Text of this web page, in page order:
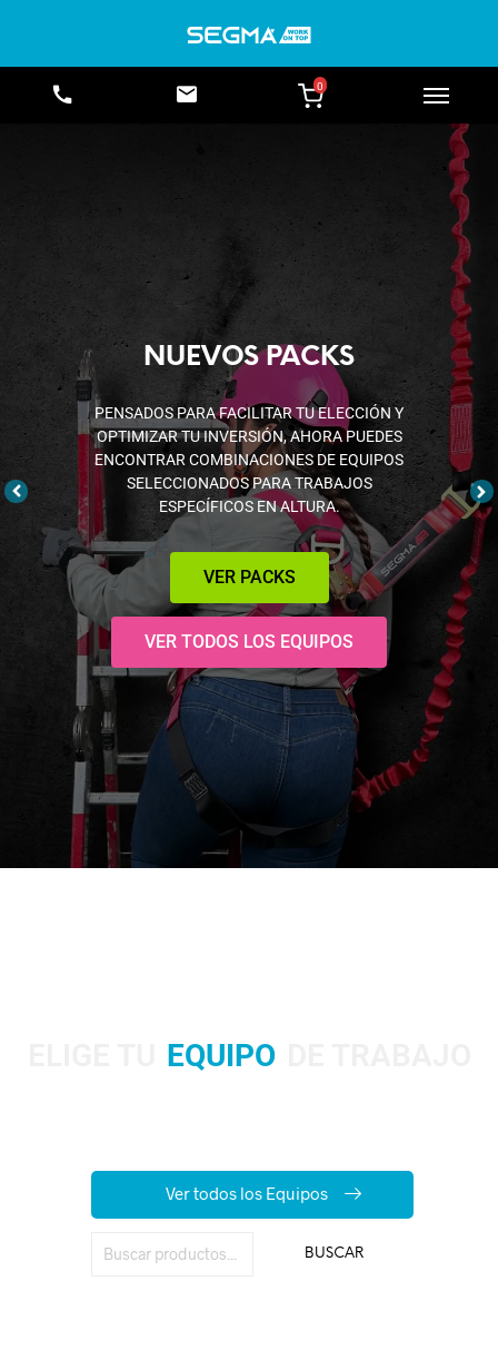
EQUIPOS DE RESCATE
DISPOSITIVOS Y SISTEMAS DISEÑADOS
PARA ESTABILIZAR, ASEGURAR Y EVACUAR
A UN USUARIO EN SITUACIONES DE
EMERGENCIA.
VER EQUIPOS DE RESCATE
VER TODOS LOS EQUIPOS
EQUIPO
Ver todos los Equipos
BUSCAR
0